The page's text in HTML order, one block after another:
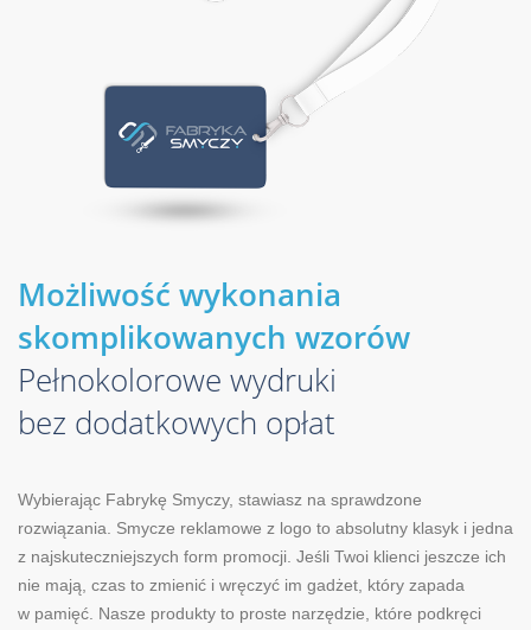
Możliwość wykonania
skomplikowanych wzorów
Pełnokolorowe wydruki
bez dodatkowych opłat
Wybierając Fabrykę Smyczy, stawiasz na sprawdzone
rozwiązania. Smycze reklamowe z logo to absolutny klasyk i jedna
z najskuteczniejszych form promocji. Jeśli Twoi klienci jeszcze ich
nie mają, czas to zmienić i wręczyć im gadżet, który zapada
w pamięć. Nasze produkty to proste narzędzie, które podkręci